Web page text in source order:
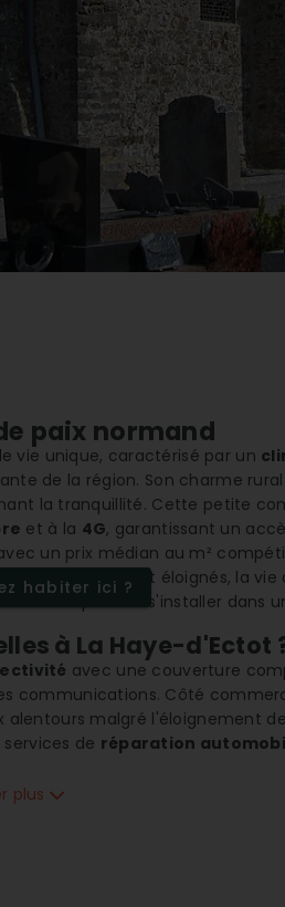
paix normand
vie unique, caractérisé par un
de la région. Son charme
la tranquillité. Cette petite
et à la 4G, garantissant un
un prix médian au m²
soient éloignés, la
ceux aspirant à s'installer dans
habiter ici ?
à La Haye-d'Ectot
avec une couverture
communications. Côté
malgré l'éloignement
de réparation
retraite paisible ?
plus